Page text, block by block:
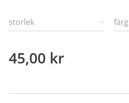
storlek färg
45,00 kr